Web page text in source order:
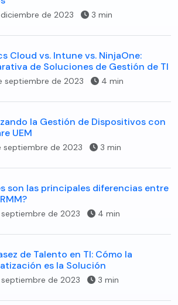
de 2023 3 min
Cloud vs. Intune vs. NinjaOne:
de Soluciones de Gestión de TI
septiembre de 2023 4 min
la Gestión de Dispositivos con
UEM
septiembre de 2023 3 min
son las principales diferencias entre
de 2023 4 min
de Talento en TI: Cómo la
es la Solución
de 2023 3 min